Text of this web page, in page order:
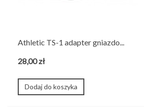
Athletic TS-1 adapter gniazdo...
28,00 zł
Dodaj do koszyka